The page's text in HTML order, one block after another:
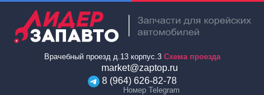
Врачебный проезд д.13 корпус.3 Схема проезда
market@zaptop.ru
8 (964) 626-82-78
Номер Telegram